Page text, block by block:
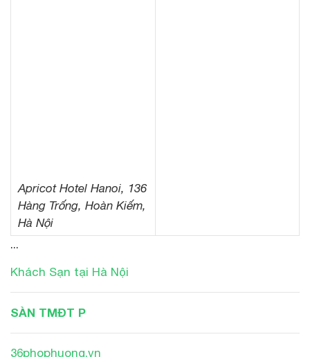
Apricot Hotel Hanoi, 136
Hàng Trống, Hoàn Kiếm,
Hà Nội
...
Khách Sạn tại Hà Nội
SÀN TMĐT P
36phophuong.vn